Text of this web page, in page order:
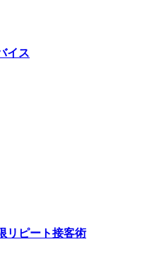
イス
リピート接客術